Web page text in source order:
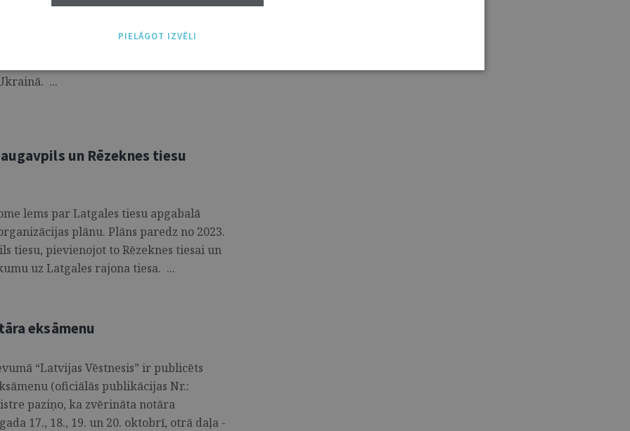
ministre Inese Lībiņa-Egnere sākusi
prioritātes tieslietu jomā: stiprināt
kā arī dažādos starptautiskajos
Krievijas saukšanai pie atbildības
...
un Rēzeknes tiesu
lems par Latgales tiesu apgabalā
plānu. Plāns paredz no 2023.
tiesu, pievienojot to Rēzeknes tiesai un
uz Latgales rajona tiesa. ...
eksāmenu
“Latvijas Vēstnesis” ir publicēts
(oficiālās publikācijas Nr.:
paziņo, ka zvērināta notāra
17., 18., 19. un 20. oktobrī, otrā daļa -
PIELĀGOT IZVĒLI